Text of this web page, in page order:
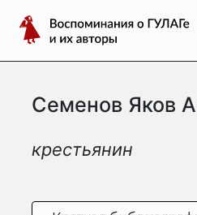
содержимому
Воспоминания
о
ГУЛАГе
ихСеменов Яков
крестьянин